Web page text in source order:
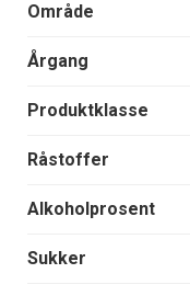
Område
Årgang
Produktklasse
Råstoffer
Alkoholprosent
Sukker